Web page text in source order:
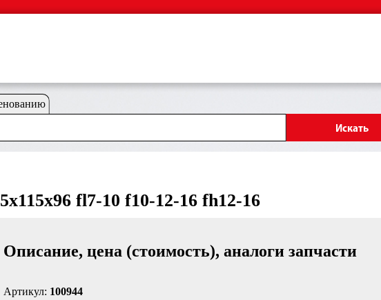
fl7-10 f10-12-16 fh12-16
Описание, цена (стоимость), аналоги запчасти
Артикул: 100944